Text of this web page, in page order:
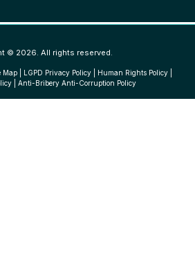
© 2026. All rights reserved.
Map| LGPD Privacy Policy| Human Rights Policy|
| Anti-Bribery Anti-Corruption Policy